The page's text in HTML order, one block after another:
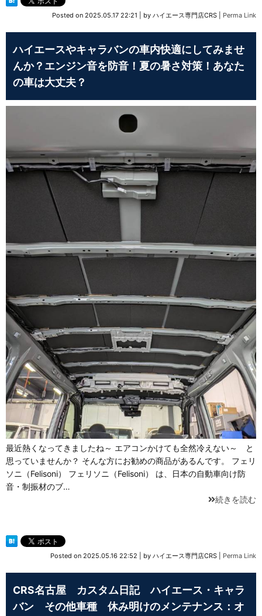
Posted on 2025.05.17 22:21 by ハイエース専門店CRS Perma Link
ハイエースやキャラバンの車内快適にしてみませ
んか？エンジン音を防音！夏の暑さ対策！あなた
の車は大丈夫？
最近熱くなってきましたね～ エアコンかけても全然冷えない～ と
思っていませんか？ そんな方にお勧めの商品があるんです。 フェリ
ソニ（Felisoni） フェリソニ（Felisoni） は、日本の自動車向け防
音・制振材のブ…
続きを読む
Posted on 2025.05.16 22:52 by ハイエース専門店CRS Perma Link
CRS名古屋 カスタム日記 ハイエース・キャラ
バン その他車種 休み明けのメンテナンス：オ